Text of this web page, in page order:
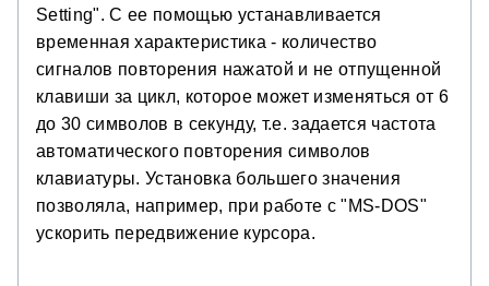
Setting". С ее помощью устанавливается
временная характеристика - количество
сигналов повторения нажатой и не отпущенной
клавиши за цикл, которое может изменяться от 6
до 30 символов в секунду, т.е. задается частота
автоматического повторения символов
клавиатуры. Установка большего значения
позволяла, например, при работе с "MS-DOS"
ускорить передвижение курсора.